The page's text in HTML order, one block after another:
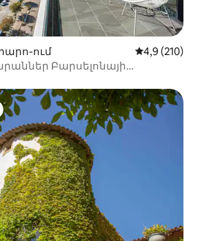
ում Միջին
4,9 (210)
Բարսելոնայի